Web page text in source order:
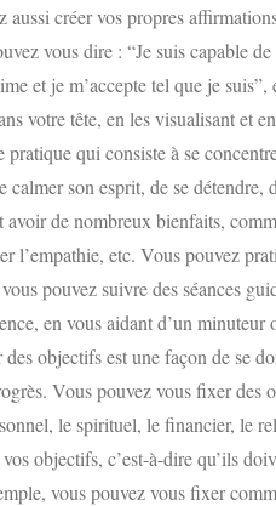
créer vos propres
vous dire : “Je suis capable
et je m’accepte tel que je
votre tête, en les visualisant et
qui consiste à se
son esprit, de se détendre,
de nombreux bienfaits,
l’empathie, etc. Vous pouvez
pouvez suivre des séances
en vous aidant d’un minuteur
objectifs est une façon de se
Vous pouvez vous fixer
le spirituel, le financier, le
objectifs, c’est-à-dire qu’ils
vous pouvez vous fixer